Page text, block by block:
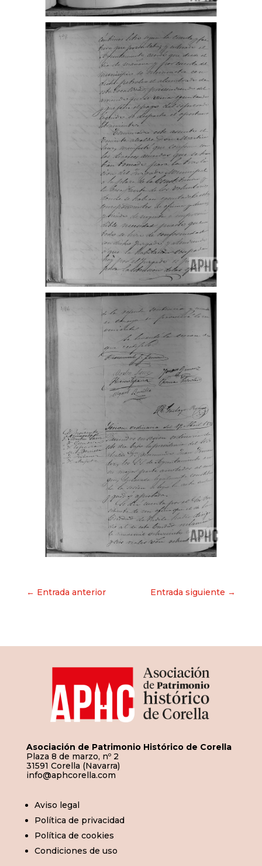
Navegación
← Entrada anterior Entrada siguiente →
Asociación de Patrimonio Histórico de Corella
Plaza 8 de marzo, nº 2
31591 Corella (Navarra)
info@aphcorella.com
Aviso legal
Política de privacidad
Política de cookies
Condiciones de uso